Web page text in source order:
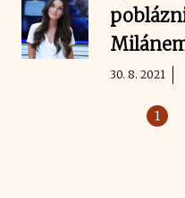
30. 8. 2021
1